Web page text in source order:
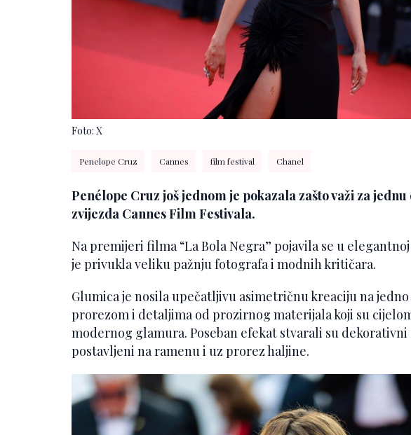
Foto: X
Penelope Cruz Cannes film festival Chanel
Penélope Cruz još jednom je pokazala zašto važi za
zvijezda Cannes Film Festivala.
Na premijeri filma “La Bola Negra” pojavila se u
je privukla veliku pažnju fotografa i modnih kritičara.
Glumica je nosila upečatljivu asimetričnu kreaciju na
prorezom i detaljima od prozirnog materijala koji su
modernog glamura. Poseban efekat stvarali su
postavljeni na ramenu i uz prorez haljine.